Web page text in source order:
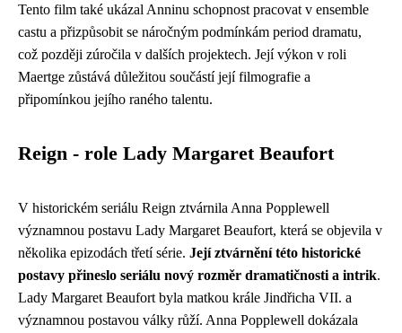
Tento film také ukázal Anninu schopnost pracovat v ensemble
castu a přizpůsobit se náročným podmínkám period dramatu,
což později zúročila v dalších projektech. Její výkon v roli
Maertge zůstává důležitou součástí její filmografie a
připomínkou jejího raného talentu.
Reign - role Lady Margaret Beaufort
V historickém seriálu Reign ztvárnila Anna Popplewell
významnou postavu Lady Margaret Beaufort, která se objevila v
několika epizodách třetí série. Její ztvárnění této historické
postavy přineslo seriálu nový rozměr dramatičnosti a intrik.
Lady Margaret Beaufort byla matkou krále Jindřicha VII. a
významnou postavou války růží. Anna Popplewell dokázala